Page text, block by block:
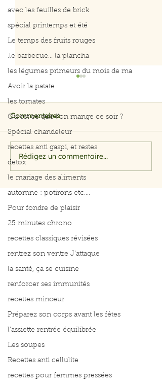
avec les feuilles de brick
spécial printemps et été
Le temps des fruits rouges
.le barbecue... la plancha
les légumes primeurs du mois de ma
Avoir la patate
les tomates
Qu’est ce que l’on mange ce soir ?
Spécial chandeleur
recettes anti gaspi, et restes
detox
le mariage des aliments
automne : potirons etc....
Pour fondre de plaisir
25 minutes chrono
recettes classiques révisées
rentrez son ventre J'attaque
la santé, ça se cuisine
renforcer ses immunités
recettes minceur
Préparez son corps avant les fêtes
l'assiette rentrée équilibrée
Les soupes
Recettes anti cellulite
recettes pour femmes pressées
La santé, ça se cuisine
Commentaires
Rédigez un commentaire...